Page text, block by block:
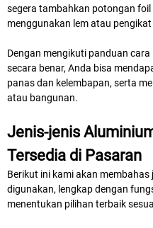
segera tambahkan potongan
menggunakan lem atau
Dengan mengikuti panduan
secara benar, Anda bisa
panas dan kelembapan, serta
atau bangunan.
Jenis-jenis
Tersedia di Pasaran
Berikut ini kami akan
digunakan, lengkap dengan
menentukan pilihan terbaik